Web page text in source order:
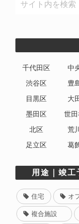
千代田区 中
渋谷区
豊
目黒区
大
墨田区
世
北区
荒
足立区
葛
用途｜竣工
住宅 オ
複合施設